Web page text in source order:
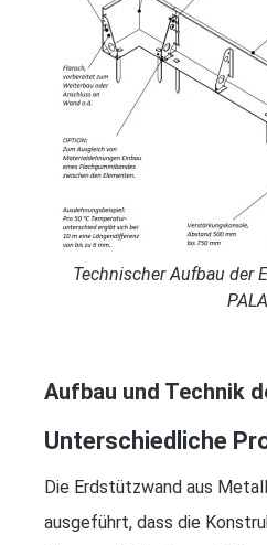
Technischer Aufbau der
PALA
Aufbau und Technik
Unterschiedliche
Die Erdstützwand aus
ausgeführt, dass die